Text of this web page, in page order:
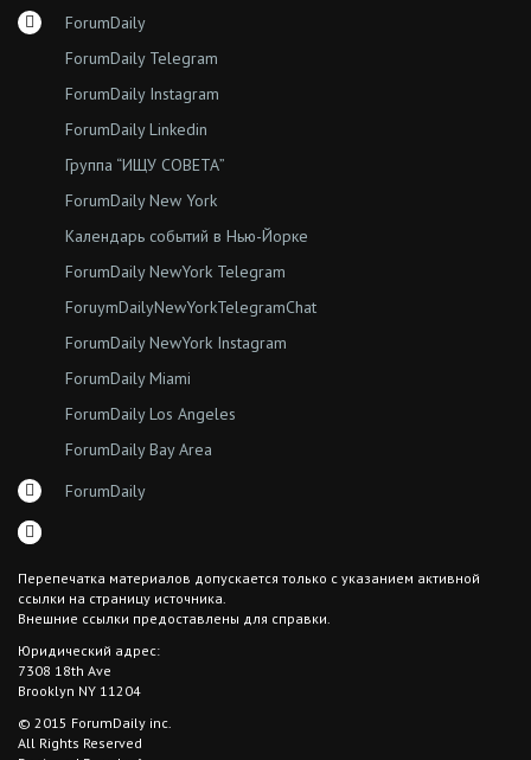
ForumDaily
ForumDaily Telegram
ForumDaily Instagram
ForumDaily Linkedin
Группа “ИЩУ СОВЕТА”
ForumDaily New York
Календарь событий в Нью-Йорке
ForumDaily NewYork Telegram
ForuymDailyNewYorkTelegramChat
ForumDaily NewYork Instagram
ForumDaily Miami
ForumDaily Los Angeles
ForumDaily Bay Area
ForumDaily
Перепечатка материалов допускается только с указанием активной
ссылки на страницу источника.
Внешние ссылки предоставлены для справки.
Юридический адрес:
7308 18th Ave
Brooklyn NY 11204
© 2015 ForumDaily inc.
All Rights Reserved